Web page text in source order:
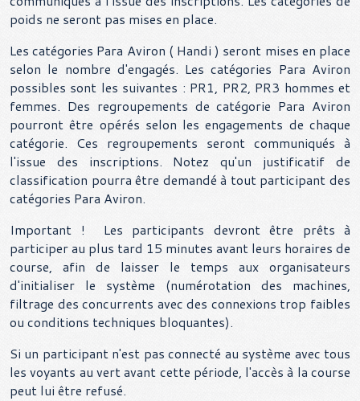
poids ne seront pas mises en place.
Les catégories Para Aviron ( Handi ) seront mises en place
selon le nombre d'engagés. Les catégories Para Aviron
possibles sont les suivantes : PR1, PR2, PR3 hommes et
femmes. Des regroupements de catégorie Para Aviron
pourront être opérés selon les engagements de chaque
catégorie. Ces regroupements seront communiqués à
l'issue des inscriptions. Notez qu'un justificatif de
classification pourra être demandé à tout participant des
catégories Para Aviron.
Important ! Les participants devront être prêts à
participer au plus tard 15 minutes avant leurs horaires de
course, afin de laisser le temps aux organisateurs
d'initialiser le système (numérotation des machines,
filtrage des concurrents avec des connexions trop faibles
ou conditions techniques bloquantes).
Si un participant n'est pas connecté au système avec tous
les voyants au vert avant cette période, l'accès à la course
peut lui être refusé.